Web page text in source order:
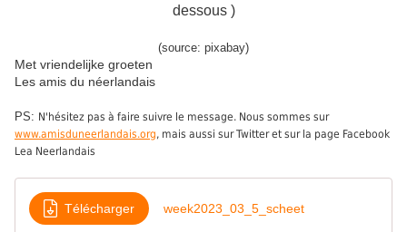
dessous )
(source: pixabay)
Met vriendelijke groeten
Les amis du néerlandais
PS: N'hésitez pas à faire suivre le message. Nous sommes sur
www.amisduneerlandais.org, mais aussi sur Twitter et sur la page Facebook
Lea Neerlandais
Télécharger week2023_03_5_scheet